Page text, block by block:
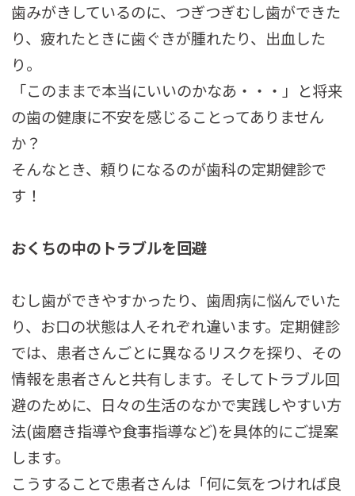
歯みがきしているのに、つぎつぎむし歯ができた
り、疲れたときに歯ぐきが腫れたり、出血した
り。
「このままで本当にいいのかなあ・・・」と将来
の歯の健康に不安を感じることってありません
か？
そんなとき、頼りになるのが歯科の定期健診で
す！
おくちの中のトラブルを回避
むし歯ができやすかったり、歯周病に悩んでいた
り、お口の状態は人それぞれ違います。定期健診
では、患者さんごとに異なるリスクを探り、その
情報を患者さんと共有します。そしてトラブル回
避のために、日々の生活のなかで実践しやすい方
法(歯磨き指導や食事指導など)を具体的にご提案
します。
こうすることで患者さんは「何に気をつければ良